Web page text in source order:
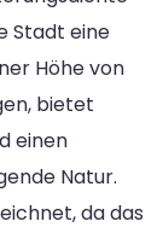
Stadt eine
Höhe von
bietet
einen
Natur.
da das